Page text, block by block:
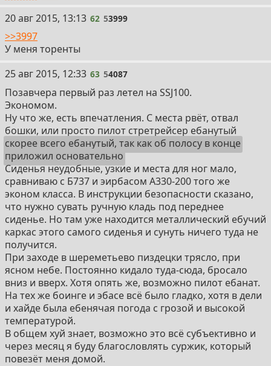
20 авг 2015, 13:13 62 53999
>>3997
У меня торенты
25 авг 2015, 12:33 63 54087
Позавчера первый раз летел на SSJ100.
Экономом.
Ну что же, есть впечатления. С места рвёт, отвал
бошки, или просто пилот стретрейсер ебанутый
скорее всего ебанутый, так как об полосу в конце
приложил основательно
Сиденья неудобные, узкие и места для ног мало,
сравниваю с Б737 и эирбасом А330-200 того же
эконом класса. В инструкции безопасности сказано,
что нужно сувать ручную кладь под переднее
сиденье. Но там уже находится металлический ебучий
каркас этого самого сиденья и сунуть ничего туда не
получится.
При заходе в шереметьево пиздецки трясло, при
ясном небе. Постоянно кидало туда-сюда, бросало
вниз и вверх. Хотя опять же, возможно пилот ебанат.
На тех же боинге и эбасе всё было гладко, хотя в дели
и хайде была ебенячая погода с грозой и высокой
температурой.
В общем хуй знает, возможно это всё субъективно и
через месяц я буду благословлять суржик, который
повезёт меня домой.